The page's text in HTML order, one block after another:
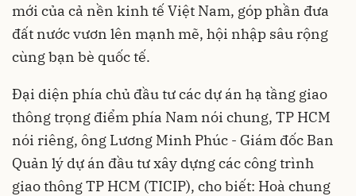
mới của cả nền kinh tế Việt Nam, góp phần đưa
đất nước vươn lên mạnh mẽ, hội nhập sâu rộng
cùng bạn bè quốc tế.
Đại diện phía chủ đầu tư các dự án hạ tầng giao
thông trọng điểm phía Nam nói chung, TP HCM
nói riêng, ông Lương Minh Phúc - Giám đốc Ban
Quản lý dự án đầu tư xây dựng các công trình
giao thông TP HCM (TICIP), cho biết: Hoà chung